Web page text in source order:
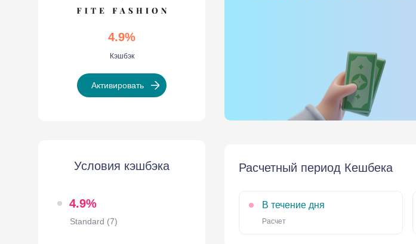
4.9%
Кэшбэк
Активировать
Условия кэшбэка
4.9%
Standard (7)
Расчетный период Кешбека
В течение дня
Расчет